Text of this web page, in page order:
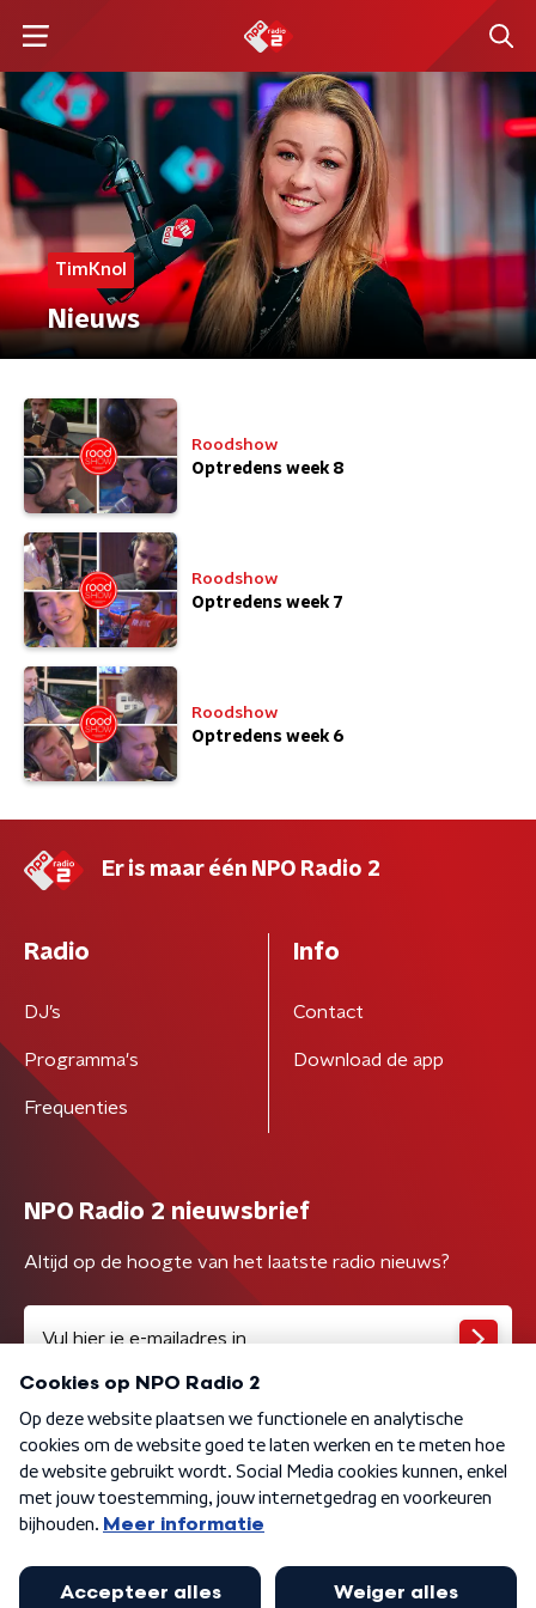
TimKnol
Nieuws
Roodshow
Optredens week 8
Roodshow
Optredens week 7
Roodshow
Optredens week 6
Er is maar één NPO Radio 2
Radio
DJ’s
Programma's
Frequenties
Info
Contact
Download de app
NPO Radio 2 nieuwsbrief
Altijd op de hoogte van het laatste radio nieuws?
Algemene voorwaarden